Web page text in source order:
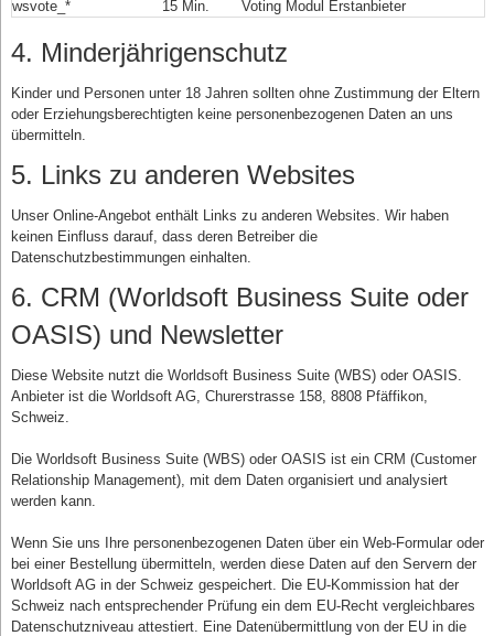
wsvote_*
15 Min. Voting Modul Erstanbieter
4. Minderjährigenschutz
Kinder und Personen unter 18 Jahren sollten ohne Zustimmung der Eltern
oder Erziehungsberechtigten keine personenbezogenen Daten an uns
übermitteln.
5. Links zu anderen Websites
Unser Online-Angebot enthält Links zu anderen Websites. Wir haben
keinen Einfluss darauf, dass deren Betreiber die
Datenschutzbestimmungen einhalten.
6. CRM (Worldsoft Business Suite oder
OASIS) und Newsletter
Diese Website nutzt die Worldsoft Business Suite (WBS) oder OASIS.
Anbieter ist die Worldsoft AG, Churerstrasse 158, 8808 Pfäffikon,
Schweiz.
Die Worldsoft Business Suite (WBS) oder OASIS ist ein CRM (Customer
Relationship Management), mit dem Daten organisiert und analysiert
werden kann.
Wenn Sie uns Ihre personenbezogenen Daten über ein Web-Formular oder
bei einer Bestellung übermitteln, werden diese Daten auf den Servern der
Worldsoft AG in der Schweiz gespeichert. Die EU-Kommission hat der
Schweiz nach entsprechender Prüfung ein dem EU-Recht vergleichbares
Datenschutzniveau attestiert. Eine Datenübermittlung von der EU in die